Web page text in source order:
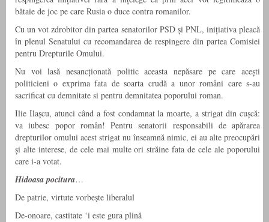
bătaie de joc pe care Rusia o duce contra romanilor.
Cu un vot zdrobitor din partea senatorilor PSD și PNL, inițiativa pleacă
în plenul Senatului cu recomandarea de respingere din partea Comisiei
pentru Drepturile Omului.
Nu voi lasă nesancționată politic aceasta nepăsare pe care acești
politicieni o exprima fata de soarta crudă a unor români care s-au
sacrificat cu demnitate si pentru demnitatea poporului roman.
Ilie Ilașcu, atunci când a fost condamnat la moarte, a strigat din cușcă:
va iubesc popor român! Pentru senatorii responsabili de apărarea
drepturilor omului acest strigat nu înseamnă nimic, ei au alte preocupări
și alte interese, de cele mai multe ori străine fata de cele ale poporului
care i-a votat.
Hidoasa pocitura…
De patrie, virtute vorbeşte liberalul
De-onoare, castitate ‘i este gura plină